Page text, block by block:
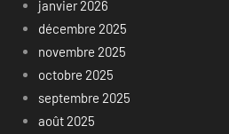
janvier 2026
décembre 2025
novembre 2025
octobre 2025
septembre 2025
août 2025